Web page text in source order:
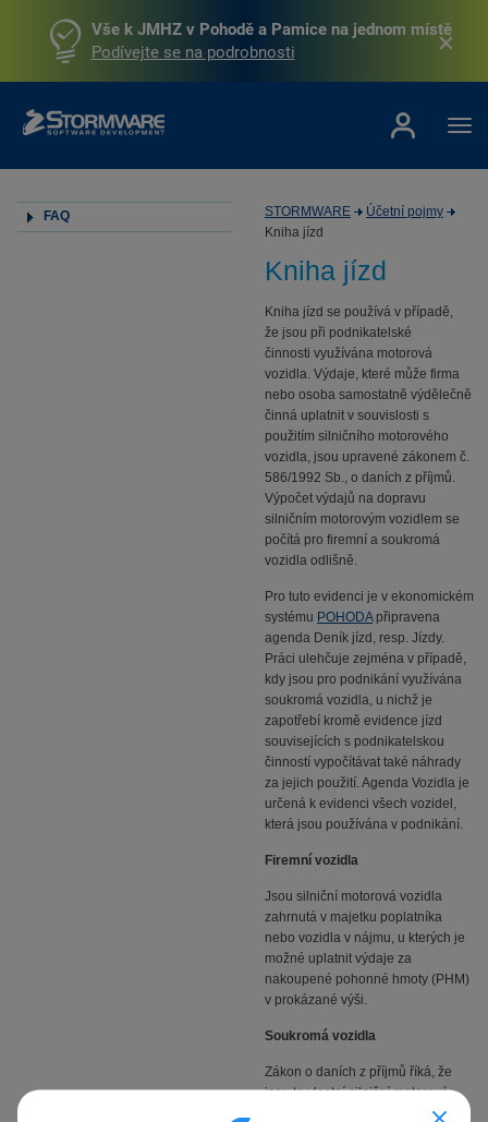
Vše k JMHZ v Pohodě a Pamice na jednom místě
Podívejte se na podrobnosti
FAQ STORMWARE
Účetní pojmy
Kniha jízd
Kniha jízd
Kniha jízd se používá v případě,
že jsou při podnikatelské
činnosti využívána motorová
vozidla. Výdaje, které může firma
nebo osoba samostatně výdělečně
činná uplatnit v souvislosti s
použitím silničního motorového
vozidla, jsou upravené zákonem č.
586/1992 Sb., o daních z příjmů.
Výpočet výdajů na dopravu
silničním motorovým vozidlem se
počítá pro firemní a soukromá
vozidla odlišně.
Pro tuto evidenci je v ekonomickém
systému POHODApřipravena
agenda Deník jízd, resp. Jízdy.
Práci ulehčuje zejména v případě,
kdy jsou pro podnikání využívána
soukromá vozidla, u nichž je
zapotřebí kromě evidence jízd
souvisejících s podnikatelskou
činností vypočítávat také náhrady
za jejich použití. Agenda Vozidla je
určená k evidenci všech vozidel,
která jsou používána v podnikání.
Firemní vozidla
Jsou silniční motorová vozidla
zahrnutá v majetku poplatníka
nebo vozidla v nájmu, u kterých je
možné uplatnit výdaje za
nakoupené pohonné hmoty (PHM)
v prokázané výši.
Soukromá vozidla
Zákon o daních z příjmů říká, že
jsou to vlastní silniční motorová
vozidla, která nejsou zahrnuta do